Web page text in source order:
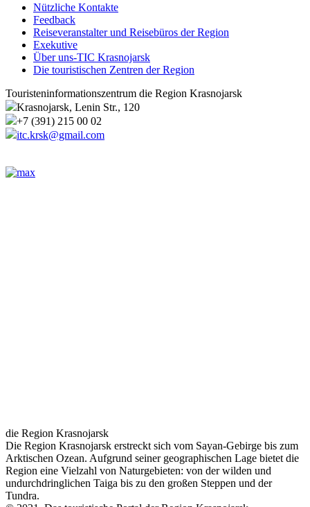
Nützliche Kontakte
Feedback
Reiseveranstalter und Reisebüros der Region
Exekutive
Über uns-TIC Krasnojarsk
Die touristischen Zentren der Region
Touristeninformationszentrum die Region Krasnojarsk
Krasnojarsk, Lenin Str., 120
+7 (391) 215 00 02
itc.krsk@gmail.com
die Region Krasnojarsk
Die Region Krasnojarsk erstreckt sich vom Sayan-Gebirge bis zum
Arktischen Ozean. Aufgrund seiner geographischen Lage bietet die
Region eine Vielzahl von Naturgebieten: von der wilden und
undurchdringlichen Taiga bis zu den großen Steppen und der
Tundra.